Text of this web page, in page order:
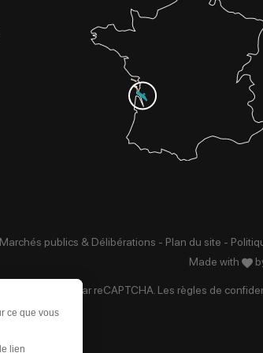
Marchés publics & Délibérations - Plan du site -
Made with
site est protégé par reCAPTCHA. Les règles de